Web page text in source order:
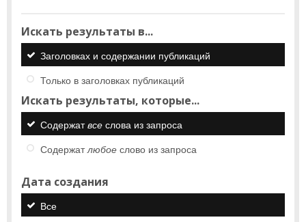
Искать результаты в...
Заголовках и содержании публикаций
Только в заголовках публикаций
Искать результаты, которые...
Содержатвсе слова из запроса
Содержатлюбое слово из запроса
Дата создания
Все